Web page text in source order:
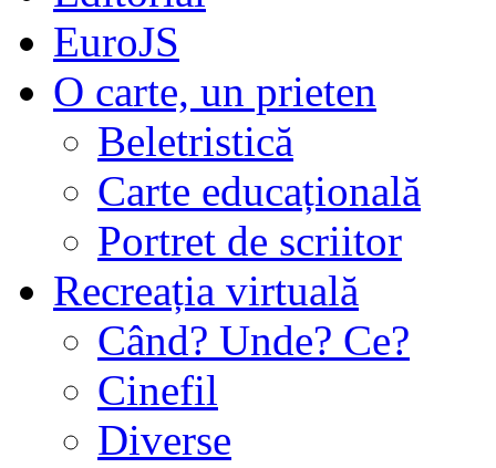
EuroJS
O carte, un prieten
Beletristică
Carte educațională
Portret de scriitor
Recreația virtuală
Când? Unde? Ce?
Cinefil
Diverse